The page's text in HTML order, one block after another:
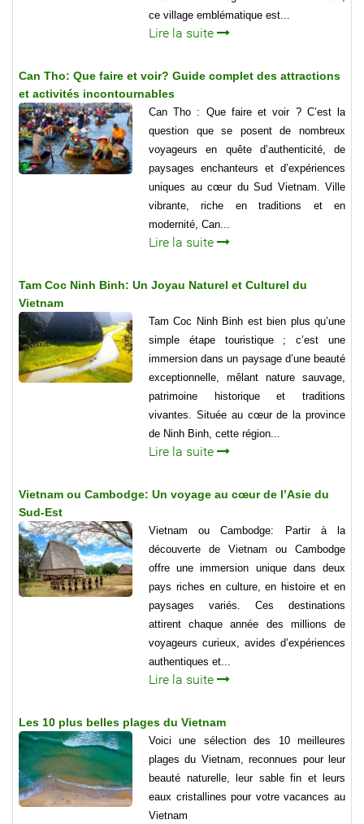
ce village emblématique est...
Lire la suite
Can Tho: Que faire et voir? Guide complet des attractions
et activités incontournables
Can Tho : Que faire et voir ? C’est la
question que se posent de nombreux
voyageurs en quête d’authenticité, de
paysages enchanteurs et d’expériences
uniques au cœur du Sud Vietnam. Ville
vibrante, riche en traditions et en
modernité, Can...
Lire la suite
Tam Coc Ninh Binh: Un Joyau Naturel et Culturel du
Vietnam
Tam Coc Ninh Binh est bien plus qu’une
simple étape touristique ; c’est une
immersion dans un paysage d’une beauté
exceptionnelle, mêlant nature sauvage,
patrimoine historique et traditions
vivantes. Située au cœur de la province
de Ninh Binh, cette région...
Lire la suite
Vietnam ou Cambodge: Un voyage au cœur de l’Asie du
Sud-Est
Vietnam ou Cambodge: Partir à la
découverte de Vietnam ou Cambodge
offre une immersion unique dans deux
pays riches en culture, en histoire et en
paysages variés. Ces destinations
attirent chaque année des millions de
voyageurs curieux, avides d’expériences
authentiques et...
Lire la suite
Les 10 plus belles plages du Vietnam
Voici une sélection des 10 meilleures
plages du Vietnam, reconnues pour leur
beauté naturelle, leur sable fin et leurs
eaux cristallines pour votre vacances au
Vietnam